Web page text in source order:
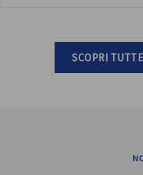
SCOPRI